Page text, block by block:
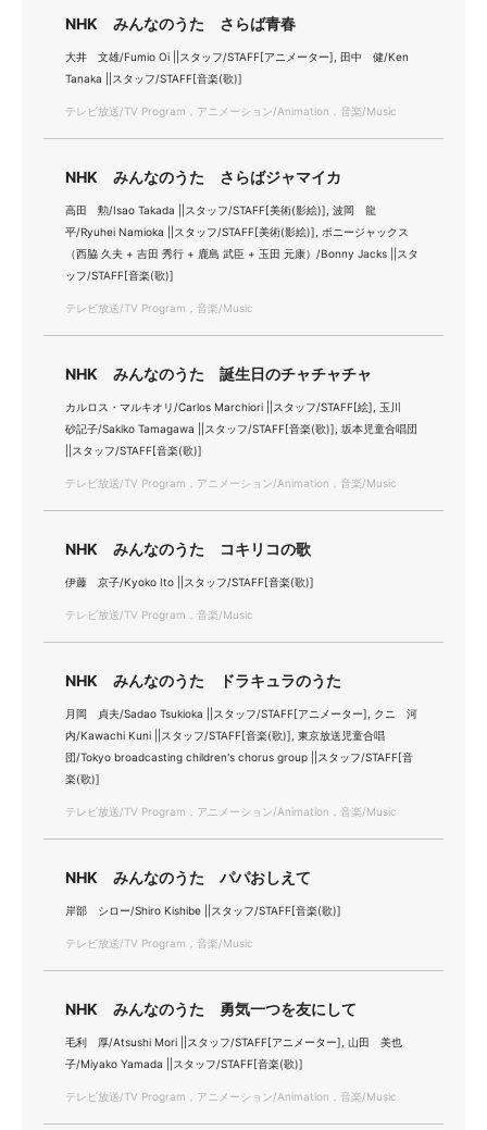
NHK みんなのうた さらば青春
大井 文雄/Fumio Oi ||スタッフ/STAFF[アニメーター], 田中 健/Ken
Tanaka ||スタッフ/STAFF[音楽(歌)]
テレビ放送/TV Program，アニメーション/Animation，音楽/Music
NHK みんなのうた さらばジャマイカ
高田 勲/Isao Takada ||スタッフ/STAFF[美術(影絵)], 波岡 龍
平/Ryuhei Namioka ||スタッフ/STAFF[美術(影絵)], ボニージャックス
（西脇 久夫 + 吉田 秀行 + 鹿島 武臣 + 玉田 元康）/Bonny Jacks ||スタ
ッフ/STAFF[音楽(歌)]
テレビ放送/TV Program，音楽/Music
NHK みんなのうた 誕生日のチャチャチャ
カルロス・マルキオリ/Carlos Marchiori ||スタッフ/STAFF[絵], 玉川
砂記子/Sakiko Tamagawa ||スタッフ/STAFF[音楽(歌)], 坂本児童合唱団
||スタッフ/STAFF[音楽(歌)]
テレビ放送/TV Program，アニメーション/Animation，音楽/Music
NHK みんなのうた コキリコの歌
伊藤 京子/Kyoko Ito ||スタッフ/STAFF[音楽(歌)]
テレビ放送/TV Program，音楽/Music
NHK みんなのうた ドラキュラのうた
月岡 貞夫/Sadao Tsukioka ||スタッフ/STAFF[アニメーター], クニ 河
内/Kawachi Kuni ||スタッフ/STAFF[音楽(歌)], 東京放送児童合唱
団/Tokyo broadcasting children's chorus group ||スタッフ/STAFF[音
楽(歌)]
テレビ放送/TV Program，アニメーション/Animation，音楽/Music
NHK みんなのうた パパおしえて
岸部 シロー/Shiro Kishibe ||スタッフ/STAFF[音楽(歌)]
テレビ放送/TV Program，音楽/Music
NHK みんなのうた 勇気一つを友にして
毛利 厚/Atsushi Mori ||スタッフ/STAFF[アニメーター], 山田 美也
子/Miyako Yamada ||スタッフ/STAFF[音楽(歌)]
テレビ放送/TV Program，アニメーション/Animation，音楽/Music